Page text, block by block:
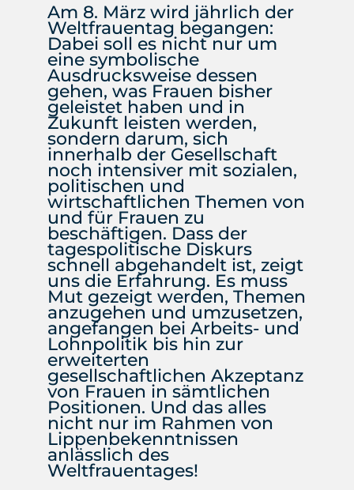
Am 8. März wird jährlich der
Weltfrauentag begangen:
Dabei soll es nicht nur um
eine symbolische
Ausdrucksweise dessen
gehen, was Frauen bisher
geleistet haben und in
Zukunft leisten werden,
sondern darum, sich
innerhalb der Gesellschaft
noch intensiver mit sozialen,
politischen und
wirtschaftlichen Themen von
und für Frauen zu
beschäftigen. Dass der
tagespolitische Diskurs
schnell abgehandelt ist, zeigt
uns die Erfahrung. Es muss
Mut gezeigt werden, Themen
anzugehen und umzusetzen,
angefangen bei Arbeits- und
Lohnpolitik bis hin zur
erweiterten
gesellschaftlichen Akzeptanz
von Frauen in sämtlichen
Positionen. Und das alles
nicht nur im Rahmen von
Lippenbekenntnissen
anlässlich des
Weltfrauentages!